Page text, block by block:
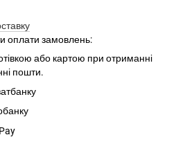
оплати замовлень:
або картою при отриманні
пошти.